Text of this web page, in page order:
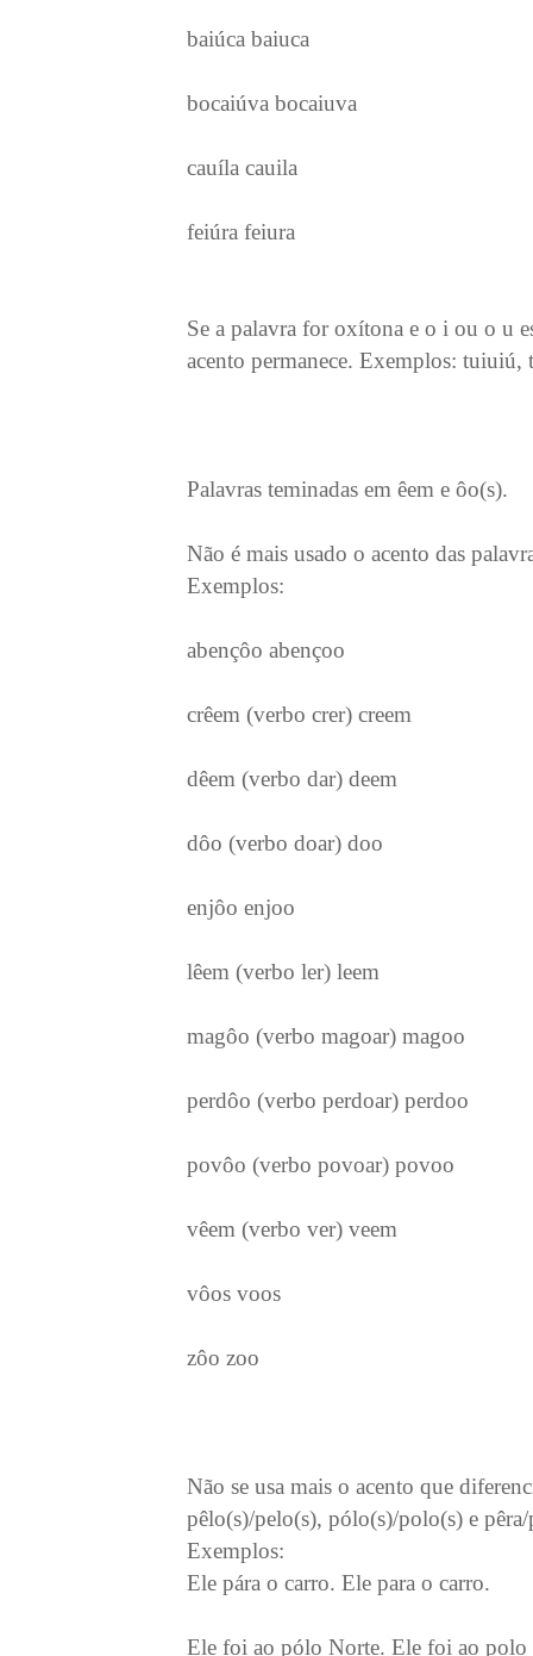
baiúca baiuca
bocaiúva bocaiuva
cauíla cauila
feiúra feiura
Se a palavra for oxítona e o i ou o u
acento permanece. Exemplos:
Palavras teminadas em êem e ôo(s).
Não é mais usado o acento das
Exemplos:
abençôo abençoo
crêem (verbo crer) creem
dêem (verbo dar) deem
dôo (verbo doar) doo
enjôo enjoo
lêem (verbo ler) leem
magôo (verbo magoar) magoo
perdôo (verbo perdoar) perdoo
povôo (verbo povoar) povoo
vêem (verbo ver) veem
vôos voos
zôo zoo
Não se usa mais o acento que
pêlo(s)/pelo(s), pólo(s)/polo(s) e pêra/
Exemplos:
Ele pára o carro. Ele para o carro.
Ele foi ao pólo Norte. Ele foi ao polo